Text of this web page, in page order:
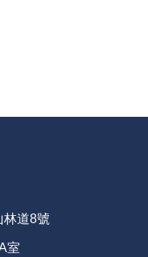
林道8號
室